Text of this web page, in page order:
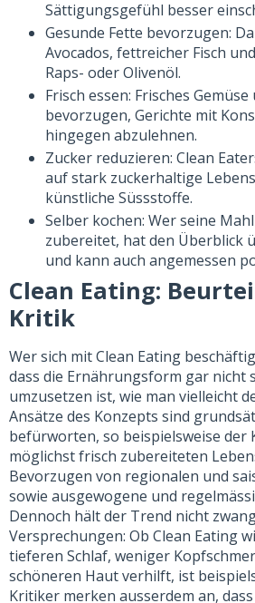
Sättigungsgefühl besser
Gesunde Fette bevorzugen:
Avocados, fettreicher Fisch
Raps- oder Olivenöl.
Frisch essen: Frisches
bevorzugen, Gerichte mit
hingegen abzulehnen.
Zucker reduzieren: Clean
auf stark zuckerhaltige
künstliche Süssstoffe.
Selber kochen: Wer seine
zubereitet, hat den Überblick
und kann auch angemessen
Clean Eating:
Kritik
Wer sich mit Clean Eating
dass die Ernährungsform gar nicht
umzusetzen ist, wie man vielleicht
Ansätze des Konzepts sind
befürworten, so beispielsweise der
möglichst frisch zubereiteten
Bevorzugen von regionalen und
sowie ausgewogene und
Dennoch hält der Trend nicht
Versprechungen: Ob Clean Eating
tieferen Schlaf, weniger
schöneren Haut verhilft, ist
Kritiker merken ausserdem an,